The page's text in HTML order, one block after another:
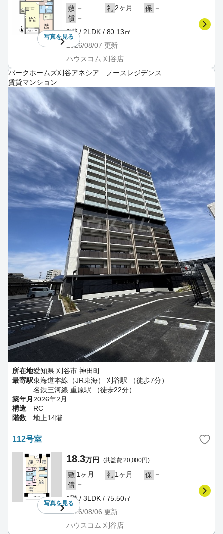
写真を見る
敷 － 礼 2ヶ月 保 －
償 －
2階 / 2LDK / 80.13㎡
2026/08/07 更新
ハウスコム 刈谷店
パークホームズ刈谷アネシア ノースレジデンス
賃貸マンション
所在地愛知県 刈谷市 神田町
最寄駅東海道本線（JR東海） 刈谷駅 （徒歩7分）
名鉄三河線 重原駅 （徒歩22分）
築年月 2026年2月
構造
RC
階数
地上14階
112号室
写真を見る
18.3万円 (共益費 20,000円)
敷 1ヶ月 礼 1ヶ月 保 －
償 －
1階 / 3LDK / 75.50㎡
2026/08/06 更新
ハウスコム 刈谷店